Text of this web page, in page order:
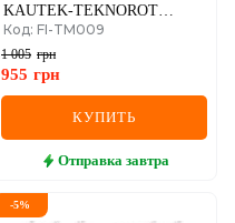
KAUTEK-TEKNOROT
FIATLinea 1.6d 09-
Код: FI-TM009
1 005 грн
955 грн
КУПИТЬ
Отправка завтра
-5%